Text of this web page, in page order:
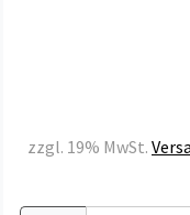
zzgl. 19% MwSt.